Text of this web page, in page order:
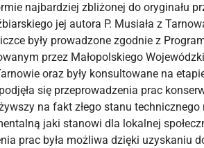
najbardziej zbliżonej do oryginału
jej autora P. Musiała z
były prowadzone zgodnie z
przez Małopolskiego
oraz były konsultowane na
się przeprowadzenia prac
na fakt złego stanu
jaki stanowi dla lokalnej
prac była możliwa dzięki uzyskaniu